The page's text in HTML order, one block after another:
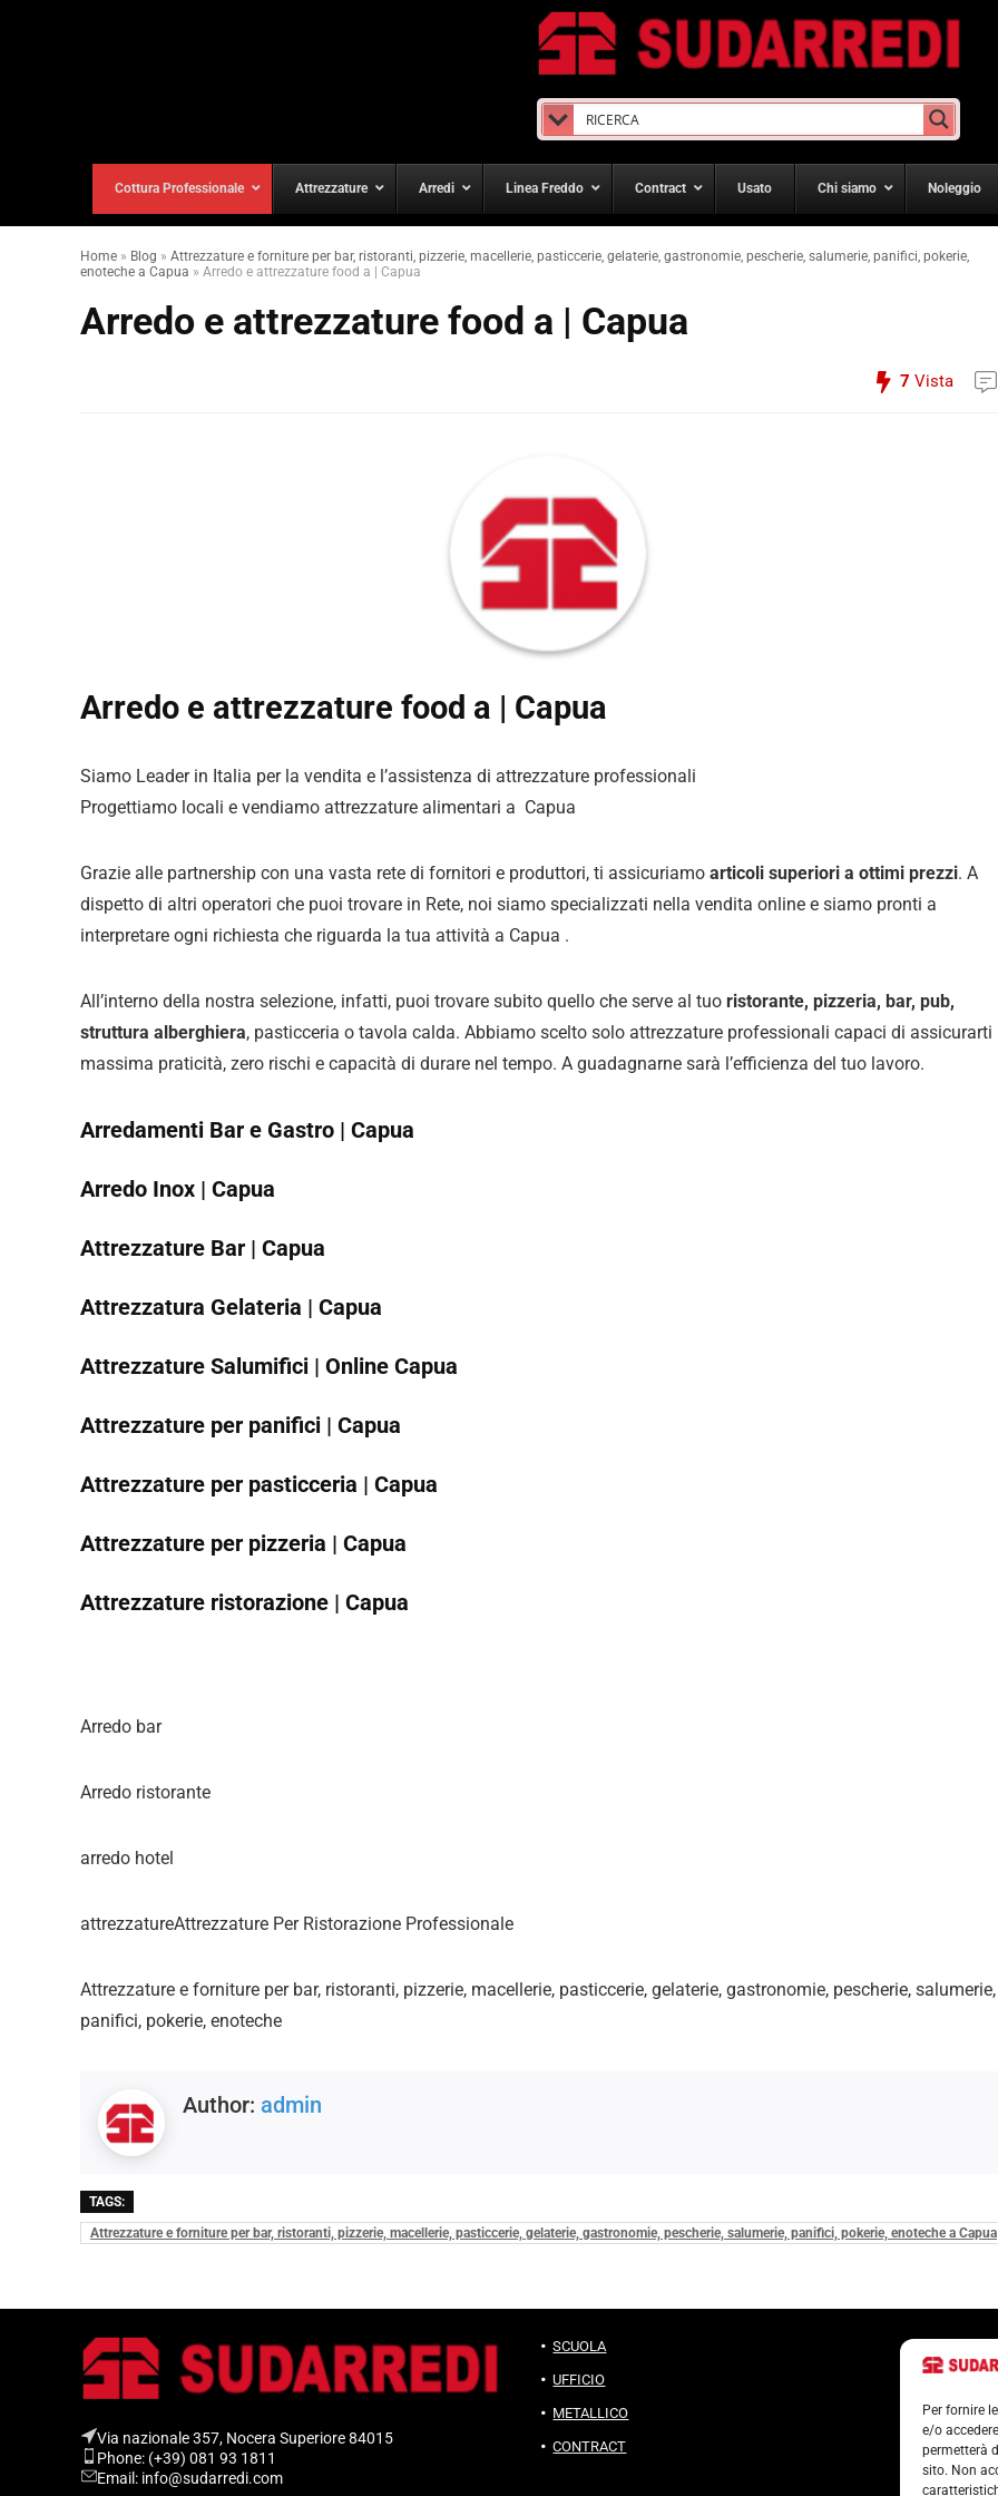
Per fornire
e/o
permetterà
sito. Non
Cottura Professionale Attrezzature Arredi Linea Freddo Contract Usato Chi siamo Noleggio
Home » Blog » Attrezzature e forniture per bar, ristoranti, pizzerie, macellerie, pasticcerie, gelaterie, gastronomie, pescherie, salumerie, panifici, pokerie,
enoteche a Capua » Arredo e attrezzature food a | Capua
Arredo e attrezzature food a | Capua
7 Vista
Arredo e attrezzature food a | Capua
Siamo Leader in Italia per la vendita e l’assistenza di attrezzature professionali
Progettiamo locali e vendiamo attrezzature alimentari a Capua
Grazie alle partnership con una vasta rete di fornitori e produttori, ti assicuriamo articoli superiori a ottimi prezzi. A
dispetto di altri operatori che puoi trovare in Rete, noi siamo specializzati nella vendita online e siamo pronti a
interpretare ogni richiesta che riguarda la tua attività a Capua .
All’interno della nostra selezione, infatti, puoi trovare subito quello che serve al tuo ristorante, pizzeria, bar, pub,
struttura alberghiera, pasticceria o tavola calda. Abbiamo scelto solo attrezzature professionali capaci di assicurarti
massima praticità, zero rischi e capacità di durare nel tempo. A guadagnarne sarà l’efficienza del tuo lavoro.
Arredamenti Bar e Gastro | Capua
Arredo Inox | Capua
Attrezzature Bar | Capua
Attrezzatura Gelateria | Capua
Attrezzature Salumifici | Online Capua
Attrezzature per panifici | Capua
Attrezzature per pasticceria | Capua
Attrezzature per pizzeria | Capua
Attrezzature ristorazione | Capua
Arredo bar
Arredo ristorante
arredo hotel
attrezzatureAttrezzature Per Ristorazione Professionale
Attrezzature e forniture per bar, ristoranti, pizzerie, macellerie, pasticcerie, gelaterie, gastronomie, pescherie, salumerie,
panifici, pokerie, enoteche
Author: admin
TAGS:
Attrezzature e forniture per bar, ristoranti, pizzerie, macellerie, pasticcerie, gelaterie, gastronomie, pescherie, salumerie, panifici, pokerie, enoteche a Capua
Via nazionale 357, Nocera Superiore 84015​
Phone: (+39) 081 93 1811
Email: info@sudarredi.com
SCUOLA
UFFICIO
METALLICO
CONTRACT